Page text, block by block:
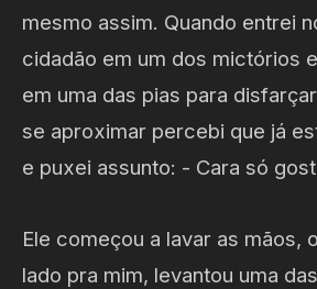
mesmo assim. Quando entrei
cidadão em um dos mictórios
em uma das pias para
se aproximar percebi que já
e puxei assunto: - Cara só
Ele começou a lavar as mãos,
lado pra mim, levantou uma